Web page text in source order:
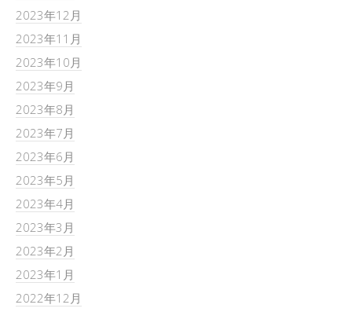
2023年12月
2023年11月
2023年10月
2023年9月
2023年8月
2023年7月
2023年6月
2023年5月
2023年4月
2023年3月
2023年2月
2023年1月
2022年12月